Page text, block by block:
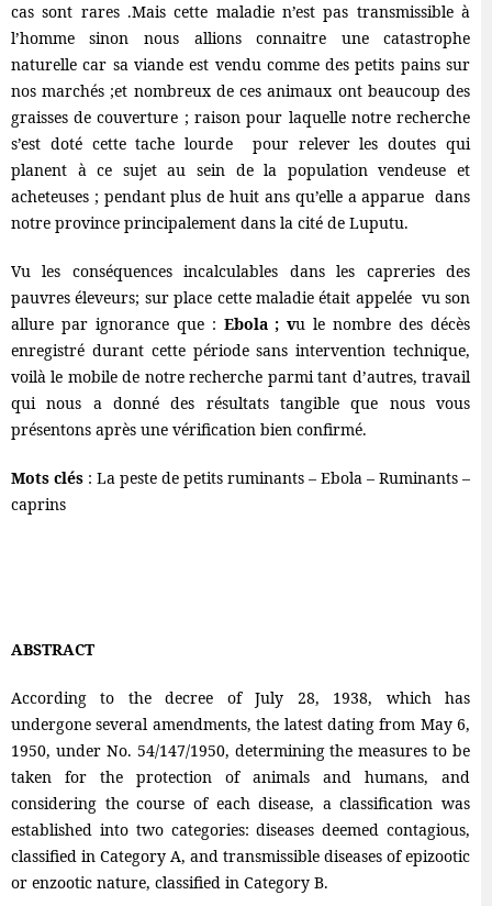
cas sont rares .Mais cette maladie n’est pas transmissible à
l’homme sinon nous allions connaitre une catastrophe
naturelle car sa viande est vendu comme des petits pains sur
nos marchés ;et nombreux de ces animaux ont beaucoup des
graisses de couverture ; raison pour laquelle notre recherche
s’est doté cette tache lourde pour relever les doutes qui
planent à ce sujet au sein de la population vendeuse et
acheteuses ; pendant plus de huit ans qu’elle a apparue dans
notre province principalement dans la cité de Luputu.
Vu les conséquences incalculables dans les capreries des
pauvres éleveurs; sur place cette maladie était appelée vu son
allure par ignorance que : Ebola ; vu le nombre des décès
enregistré durant cette période sans intervention technique,
voilà le mobile de notre recherche parmi tant d’autres, travail
qui nous a donné des résultats tangible que nous vous
présentons après une vérification bien confirmé.
Mots clés: La peste de petits ruminants – Ebola – Ruminants –
caprins
ABSTRACT
According to the decree of July 28, 1938, which has
undergone several amendments, the latest dating from May 6,
1950, under No. 54/147/1950, determining the measures to be
taken for the protection of animals and humans, and
considering the course of each disease, a classification was
established into two categories: diseases deemed contagious,
classified in Category A, and transmissible diseases of epizootic
or enzootic nature, classified in Category B.